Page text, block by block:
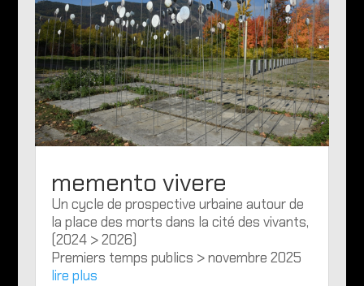
memento vivere
Un cycle de prospective urbaine autour de
la place des morts dans la cité des vivants,
(2024 > 2026)
Premiers temps publics > novembre 2025
lire plus